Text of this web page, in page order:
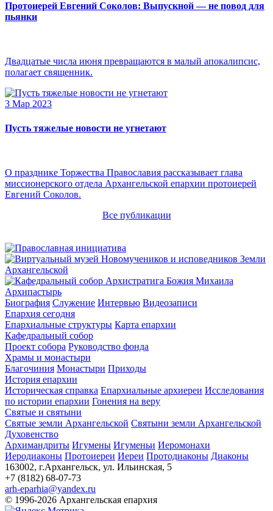
Протоиерей Евгений Соколов: Выпускной — не повод для
пьянки
Двадцатые числа июня превращаются в малый апокалипсис,
полагает священник.
3 Мар 2023
Пусть тяжелые новости не угнетают
О празднике Торжества Православия рассказывает глава
миссионерского отдела Архангельской епархии протоиерей
Евгений Соколов.
Все публикации
Архипастырь
Биография Служение Интервью Видеозаписи
Епархия сегодня
Епархиальные структуры Карта епархии
Кафедральный собор
Проект собора Руководство фонда
Храмы и монастыри
Благочиния Монастыри Приходы
История епархии
Историческая справка Епархиальные архиереи Исследования
по истории епархии Гонения на веру
Святые и святыни
Святые земли Архангельской Святыни земли Архангельской
Духовенство
Архимандриты Игумены Игуменьи Иеромонахи
Иеродиаконы Протоиереи Иереи Протодиаконы Диаконы
163002, г.Архангельск, ул. Ильинская, 5
+7 (8182) 68-07-73
arh-eparhia@yandex.ru
© 1996-2026 Архангельская епархия